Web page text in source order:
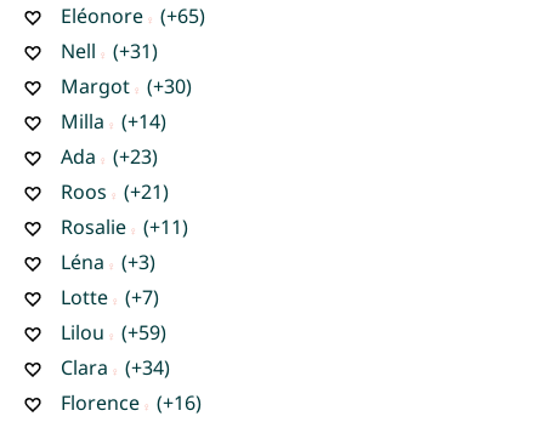
Eléonore
(+65)
Nell
(+31)
Margot
(+30)
Milla
(+14)
Ada
(+23)
Roos
(+21)
Rosalie
(+11)
Léna
(+3)
Lotte
(+7)
Lilou
(+59)
Clara
(+34)
Florence
(+16)